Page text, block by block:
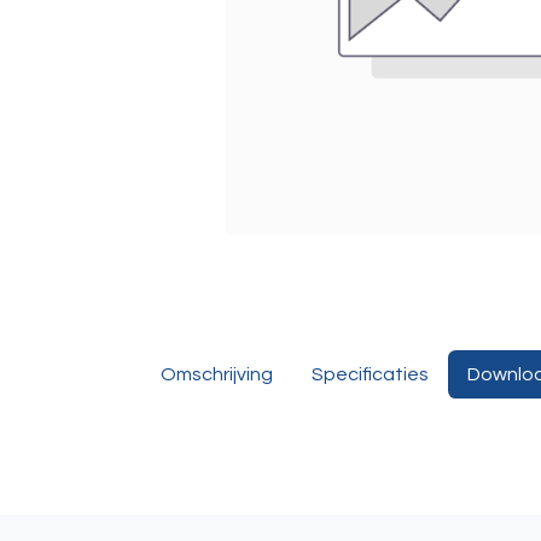
Omschrijving Specificaties